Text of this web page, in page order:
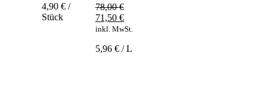
4,90 € /
Stück
78,00€
Ursprünglicher
Preis
78,00 €
71,50 €Aktueller
Preis
71,50 €.
inkl. MwSt.
5,96 € / L